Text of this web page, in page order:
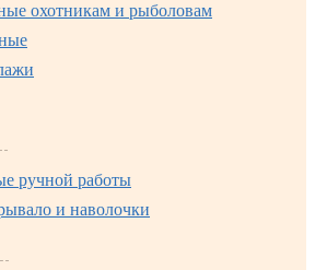
охотникам и рыболовам
ручной работы
и наволочки